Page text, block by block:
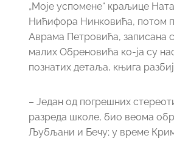
„Моје успомене“ краљице
Нићифора Нинковића, потом
Аврама Петровића, записана
малих Обреновића ко-ја су
познатих детаља, књига
– Један од погрешних
разреда школе, био веома
Љубљани и Бечу; у време